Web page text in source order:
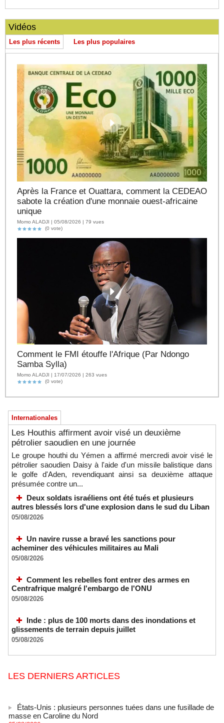
Vidéos
Les plus récents Les plus populaires
Après la France et Ouattara, comment la CEDEAO
sabote la création d'une monnaie ouest-africaine
unique
Momo ALADJI | 05/08/2026 | 79 vues
(0 vote)
Comment le FMI étouffe l'Afrique (Par Ndongo
Samba Sylla)
Momo ALADJI | 17/07/2026 | 263 vues
(0 vote)
Internationales
Les Houthis affirment avoir visé un deuxième
pétrolier saoudien en une journée
Le groupe houthi du Yémen a affirmé mercredi avoir visé le
pétrolier saoudien Daisy à l'aide d'un missile balistique dans
le golfe d'Aden, revendiquant ainsi sa deuxième attaque
présumée contre un...
Deux soldats israéliens ont été tués et plusieurs
autres blessés lors d'une explosion dans le sud du Liban
05/08/2026
Un navire russe a bravé les sanctions pour
acheminer des véhicules militaires au Mali
05/08/2026
Comment les rebelles font entrer des armes en
Centrafrique malgré l'embargo de l'ONU
05/08/2026
Inde : plus de 100 morts dans des inondations et
glissements de terrain depuis juillet
05/08/2026
LES DERNIERS ARTICLES
masse en Caroline du Nord
05/08/2026 -